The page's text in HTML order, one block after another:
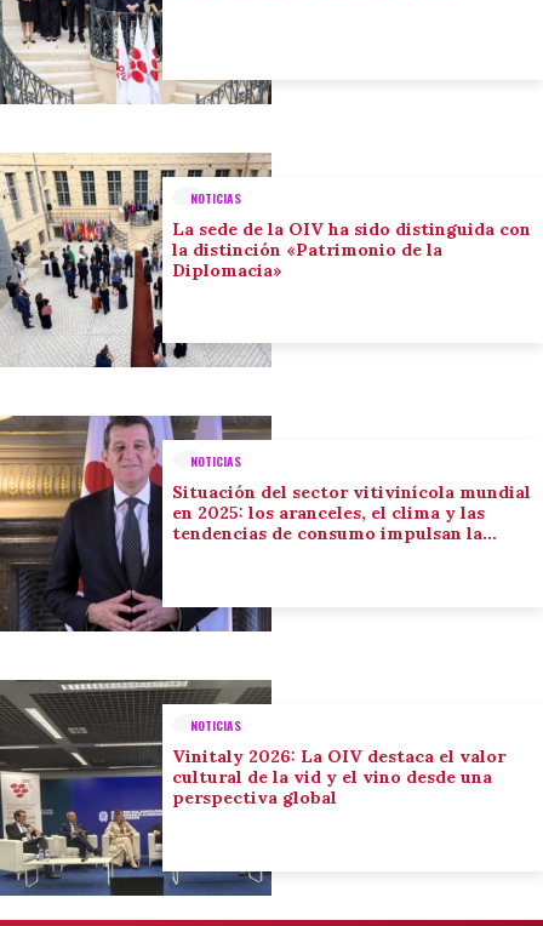
NOTICIAS
La sede de la OIV ha sido distinguida con
la distinción «Patrimonio de la
Diplomacia»
NOTICIAS
Situación del sector vitivinícola mundial
en 2025: los aranceles, el clima y las
tendencias de consumo impulsan la
NOTICIAS
Vinitaly 2026: La OIV destaca el valor
cultural de la vid y el vino desde una
perspectiva global